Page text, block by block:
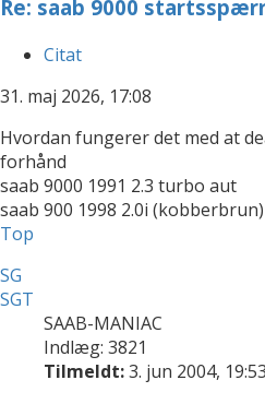
Re: saab 9000
Citat
31. maj 2026, 17:08
Hvordan fungerer det med at
forhånd
saab 9000 1991 2.3 turbo aut
saab 900 1998 2.0i (kobberbrun)
Top
SG
SGT
SAAB-MANIAC
Indlæg: 3821
Tilmeldt:3. jun 2004, 19:53